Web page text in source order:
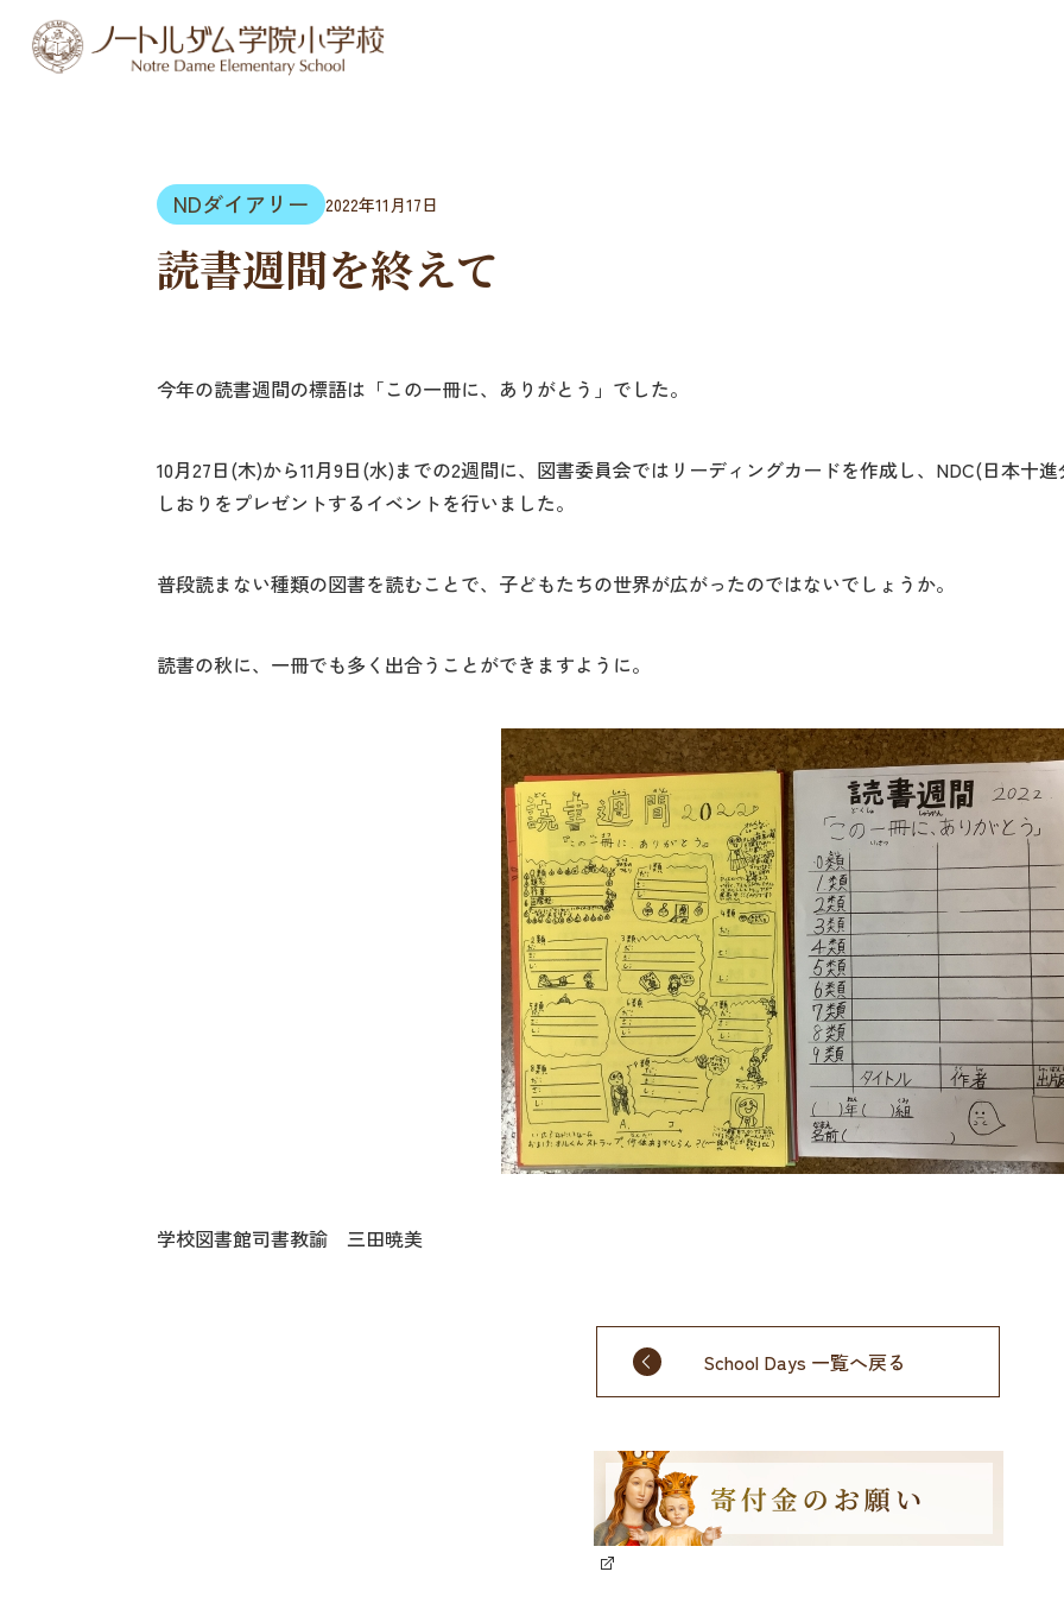
NDダイアリー 2022年11月17日
読書週間を終えて
今年の読書週間の標語は「この一冊に、ありがとう」でした。
10月27日(木)から11月9日(水)までの2週間に、図書委員会ではリーディングカードを作成し、NDC(日本十
しおりをプレゼントするイベントを行いました。
普段読まない種類の図書を読むことで、子どもたちの世界が広がったのではないでしょうか。
読書の秋に、一冊でも多く出合うことができますように。
学校図書館司書教諭 三田暁美
School Days 一覧へ戻る